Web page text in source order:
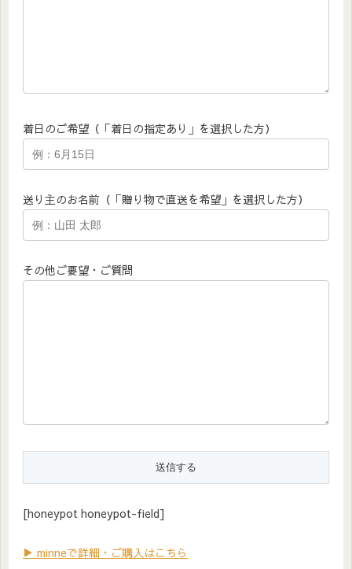
着日のご希望（「着日の指定あり」を選択した方）
送り主のお名前（「贈り物で直送を希望」を選択した方）
その他ご要望・ご質問
[honeypot honeypot-field]
▶ minneで詳細・ご購入はこちら